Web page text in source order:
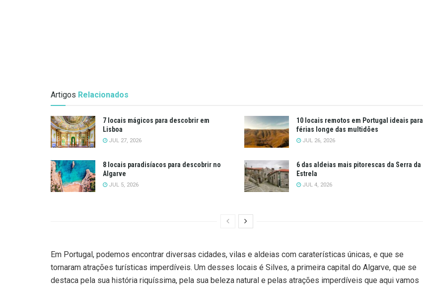
Artigos Relacionados
7 locais mágicos para descobrir em
Lisboa
JUL 27, 2026
10 locais remotos em Portugal ideais para
férias longe das multidões
JUL 26, 2026
8 locais paradisíacos para descobrir no
Algarve
JUL 5, 2026
6 das aldeias mais pitorescas da Serra da
Estrela
JUL 4, 2026
Em Portugal, podemos encontrar diversas cidades, vilas e aldeias com caraterísticas únicas, e que se
tornaram atrações turísticas imperdíveis. Um desses locais é Silves, a primeira capital do Algarve, que se
destaca pela sua história riquíssima, pela sua beleza natural e pelas atrações imperdíveis que aqui vamos